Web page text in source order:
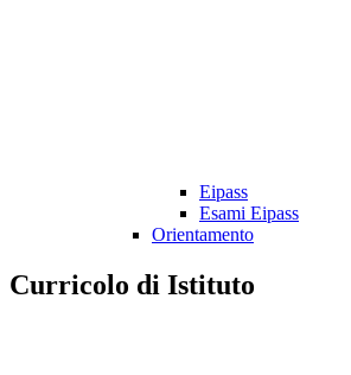
Eipass
Esami Eipass
Orientamento
Curricolo di Istituto